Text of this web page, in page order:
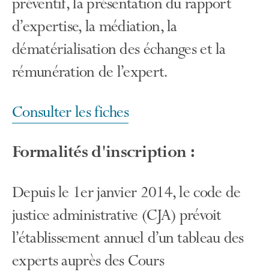
préventif, la présentation du rapport
d’expertise, la médiation, la
dématérialisation des échanges et la
rémunération de l’expert.
Consulter les fiches
Formalités d'inscription :
Depuis le 1er janvier 2014, le code de
justice administrative (CJA) prévoit
l’établissement annuel d’un tableau des
experts auprès des Cours